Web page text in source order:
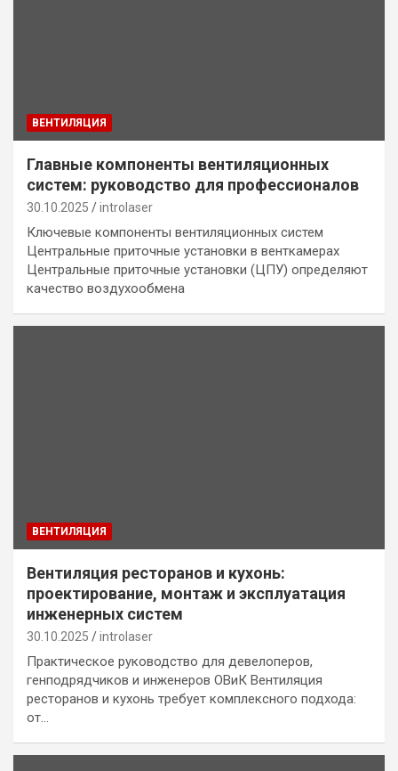
ВЕНТИЛЯЦИЯ
Главные компоненты вентиляционных
систем: руководство для профессионалов
30.10.2025 introlaser
Ключевые компоненты вентиляционных систем
Центральные приточные установки в венткамерах
Центральные приточные установки (ЦПУ) определяют
качество воздухообмена
ВЕНТИЛЯЦИЯ
Вентиляция ресторанов и кухонь:
проектирование, монтаж и эксплуатация
инженерных систем
30.10.2025 introlaser
Практическое руководство для девелоперов,
генподрядчиков и инженеров ОВиК Вентиляция
ресторанов и кухонь требует комплексного подхода:
от…